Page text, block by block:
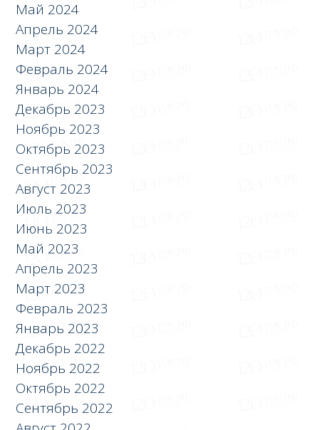
Май 2024
Апрель 2024
Март 2024
Февраль 2024
Январь 2024
Декабрь 2023
Ноябрь 2023
Октябрь 2023
Сентябрь 2023
Август 2023
Июль 2023
Июнь 2023
Май 2023
Апрель 2023
Март 2023
Февраль 2023
Январь 2023
Декабрь 2022
Ноябрь 2022
Октябрь 2022
Сентябрь 2022